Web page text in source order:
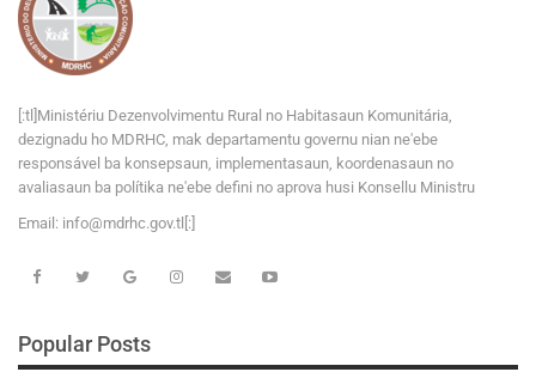
[:tl]Ministériu Dezenvolvimentu Rural no Habitasaun Komunitária,
dezignadu ho MDRHC, mak departamentu governu nian ne'ebe
responsável ba konsepsaun, implementasaun, koordenasaun no
avaliasaun ba polítika ne'ebe defini no aprova husi Konsellu Ministru
Email: info@md rhc.gov.tl[:]
Popular Posts